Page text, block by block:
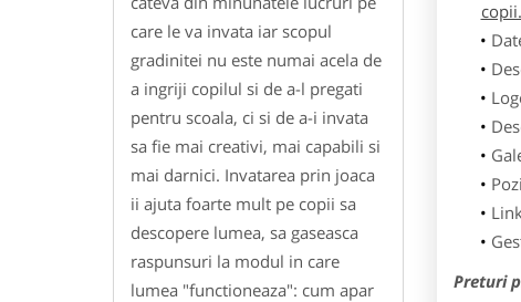
care le va invata iar scopul
gradinitei nu este numai acela de
a ingriji copilul si de a-l pregati
pentru scoala, ci si de a-i invata
sa fie mai creativi, mai capabili si
mai darnici. Invatarea prin joaca
ii ajuta foarte mult pe copii sa
descopere lumea, sa gaseasca
raspunsuri la modul in care
lumea "functioneaza": cum apar
Preturi